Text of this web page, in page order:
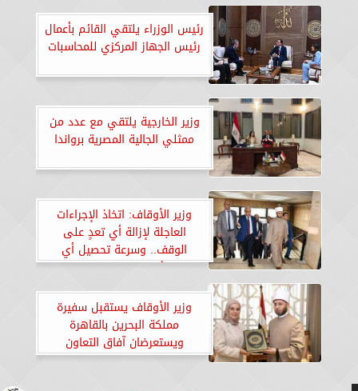
رئيس الوزراء يلتقي القائم بأعمال
رئيس الجهاز المركزي للمحاسبات
وزير الخارجية يلتقي مع عدد من
ممثلي الجالية المصرية برواندا
وزير الأوقاف: اتخاذ الإجراءات
العاجلة لإزالة أي تعدٍ على
الوقف.. وسرعة تحصيل أي
متأخرات مالية لصالحه
وزير الأوقاف يستقبل سفيرة
مملكة البحرين بالقاهرة
ويستعرضان آفاق التعاون
المشترك